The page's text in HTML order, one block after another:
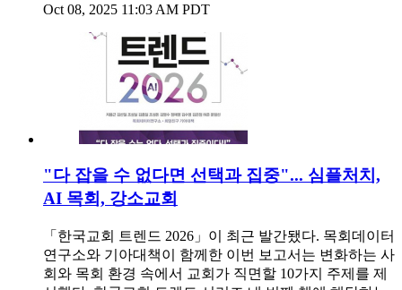
Oct 08, 2025 11:03 AM PDT
"다 잡을 수 없다면 선택과 집중"... 심플처치,
AI 목회, 강소교회
「한국교회 트렌드 2026」이 최근 발간됐다. 목회데이터
연구소와 기아대책이 함께한 이번 보고서는 변화하는 사
회와 목회 환경 속에서 교회가 직면할 10가지 주제를 제